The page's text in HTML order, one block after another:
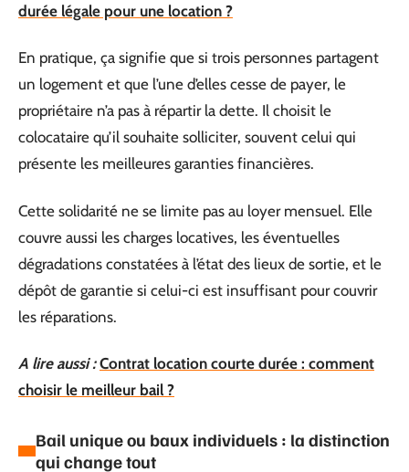
durée légale pour une location ?
En pratique, ça signifie que si trois personnes partagent
un logement et que l’une d’elles cesse de payer, le
propriétaire n’a pas à répartir la dette. Il choisit le
colocataire qu’il souhaite solliciter, souvent celui qui
présente les meilleures garanties financières.
Cette solidarité ne se limite pas au loyer mensuel. Elle
couvre aussi les charges locatives, les éventuelles
dégradations constatées à l’état des lieux de sortie, et le
dépôt de garantie si celui-ci est insuffisant pour couvrir
les réparations.
A lire aussi : Contrat location courte durée : comment
choisir le meilleur bail ?
Bail unique ou baux individuels : la distinction
qui change tout